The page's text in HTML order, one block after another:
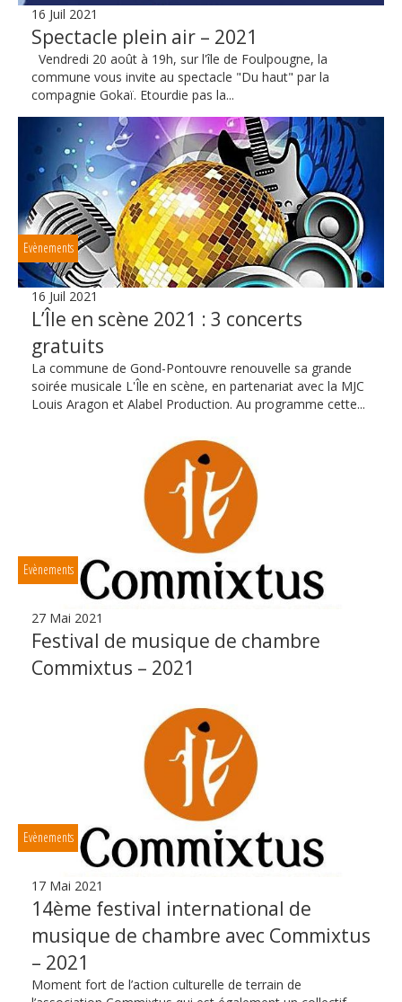
16 Juil 2021
Spectacle plein air – 2021
Vendredi 20 août à 19h, sur l'île de Foulpougne, la
commune vous invite au spectacle "Du haut" par la
compagnie Gokaï. Etourdie pas la...
Evènements
16 Juil 2021
L’Île en scène 2021 : 3 concerts
gratuits
La commune de Gond-Pontouvre renouvelle sa grande
soirée musicale L'Île en scène, en partenariat avec la MJC
Louis Aragon et Alabel Production. Au programme cette...
Evènements
27 Mai 2021
Festival de musique de chambre
Commixtus – 2021
Evènements
17 Mai 2021
14ème festival international de
musique de chambre avec Commixtus
– 2021
Moment fort de l’action culturelle de terrain de